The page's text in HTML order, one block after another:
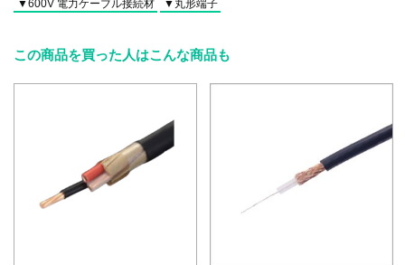
▼600V 電力ケーブル接続材 ▼丸形端子
この商品を買った人はこんな商品も